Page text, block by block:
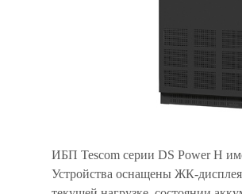
ИБП Tescom серии DS Power H
Устройства оснащены ЖК-